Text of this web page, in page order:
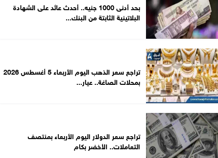
بحد أدنى 1000 جنيه.. أحدث عائد على الشهادة
البلاتينية الثابتة من البنك...
تراجع سعر الذهب اليوم الأربعاء 5 أغسطس 2026
بمحلات الصاغة.. عيار...
تراجع سعر الدولار اليوم الأربعاء بمنتصف
التعاملات.. الأخضر بكام